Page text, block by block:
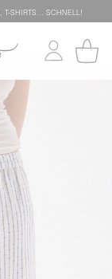
T-SHIRTS… SCHNELL!